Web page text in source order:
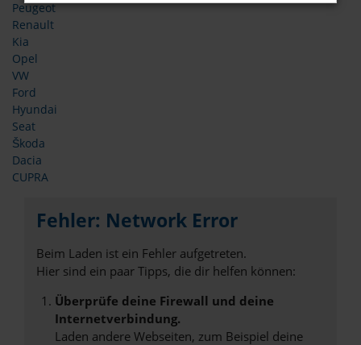
Peugeot
Renault
Kia
Opel
VW
Ford
Hyundai
Seat
Škoda
Dacia
CUPRA
Fehler: Network Error
Beim Laden ist ein Fehler aufgetreten.
Hier sind ein paar Tipps, die dir helfen können:
Überprüfe deine Firewall und deine
Internetverbindung.
Laden andere Webseiten, zum Beispiel deine